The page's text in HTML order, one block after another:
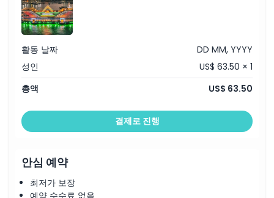
알아야 할 사항
위치
취소 정책
활동 날짜
DD MM, YYYY
성인
US$ 63.50 × 1
총액
US$ 63.50
결제로 진행
안심 예약
최저가 보장
예약 수수료 없음